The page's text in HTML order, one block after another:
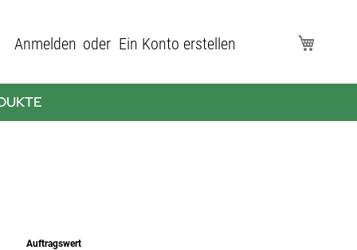
Direkt
Inhalt
Anmelden Ein Konto erstellen
Auftragswert